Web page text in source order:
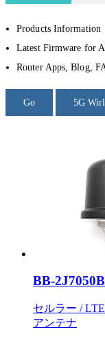
Products Information
Latest Firmware for
Router Apps, Blog,
Go 5G
BB-
セルラー /
アンテナ